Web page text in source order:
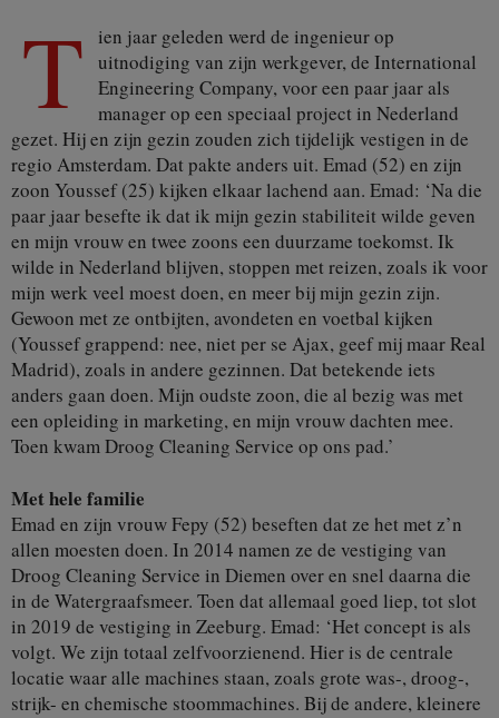
T
ien jaar geleden werd de ingenieur op
uitnodiging van zijn werkgever, de International
Engineering Company, voor een paar jaar als
manager op een speciaal project in Nederland
gezet. Hij en zijn gezin zouden zich tijdelijk vestigen in de
regio Amsterdam. Dat pakte anders uit. Emad (52) en zijn
zoon Youssef (25) kijken elkaar lachend aan. Emad: ‘Na die
paar jaar besefte ik dat ik mijn gezin stabiliteit wilde geven
en mijn vrouw en twee zoons een duurzame toekomst. Ik
wilde in Nederland blijven, stoppen met reizen, zoals ik voor
mijn werk veel moest doen, en meer bij mijn gezin zijn.
Gewoon met ze ontbijten, avondeten en voetbal kijken
(Youssef grappend: nee, niet per se Ajax, geef mij maar Real
Madrid), zoals in andere gezinnen. Dat betekende iets
anders gaan doen. Mijn oudste zoon, die al bezig was met
een opleiding in marketing, en mijn vrouw dachten mee.
Toen kwam Droog Cleaning Service op ons pad.’
Met hele familie
Emad en zijn vrouw Fepy (52) beseften dat ze het met z’n
allen moesten doen. In 2014 namen ze de vestiging van
Droog Cleaning Service in Diemen over en snel daarna die
in de Watergraafsmeer. Toen dat allemaal goed liep, tot slot
in 2019 de vestiging in Zeeburg. Emad: ‘Het concept is als
volgt. We zijn totaal zelfvoorzienend. Hier is de centrale
locatie waar alle machines staan, zoals grote was-, droog-,
strijk- en chemische stoommachines. Bij de andere, kleinere